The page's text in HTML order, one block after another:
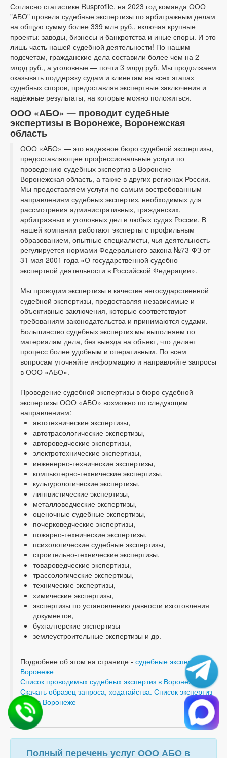
Согласно статистике Rusprofile, на 2023 год команда ООО
"АБО" провела судебные экспертизы по арбитражным делам
на общую сумму более 339 млн руб., включая крупные
проекты: заводы, бизнесы и банкротства и иные споры. И это
лишь часть нашей судебной деятельности! По нашим
подсчетам, гражданские дела составили более чем на 2
млрд руб., а уголовные — почти 3 млрд руб. Мы продолжаем
оказывать поддержку судам и клиентам на всех этапах
судебных споров, предоставляя экспертные заключения и
надёжные результаты, на которые можно положиться.
ООО «АБО» — проводит судебные
экспертизы в Воронеже, Воронежская
область
ООО «АБО» — это надежное бюро судебной экспертизы,
предоставляющее профессиональные услуги по
проведению судебных экспертиз в Воронеже
Воронежская область, а также в других регионах России.
Мы предоставляем услуги по самым востребованным
направлениям судебных экспертиз, необходимых для
рассмотрения административных, гражданских,
арбитражных и уголовных дел в любых судах России. В
нашей компании работают эксперты с профильным
образованием, опытные специалисты, чья деятельность
регулируется нормами Федерального закона №73-ФЗ от
31 мая 2001 года «О государственной судебно-
экспертной деятельности в Российской Федерации».
Мы проводим экспертизы в качестве негосударственной
судебной экспертизы, предоставляя независимые и
объективные заключения, которые соответствуют
требованиям законодательства и принимаются судами.
Большинство судебных экспертиз мы выполняем по
материалам дела, без выезда на объект, что делает
процесс более удобным и оперативным. По всем
вопросам уточняйте информацию и направляйте запросы
в ООО «АБО».
Проведение судебной экспертизы в бюро судебной
экспертизы ООО «АБО» возможно по следующим
направлениям:
автотехнические экспертизы,
автотрасологические экспертизы,
автороведческие экспертизы,
электротехнические экспертизы,
инженерно-технические экспертизы,
компьютерно-технические экспертизы,
культурологические экспертизы,
лингвистические экспертизы,
металловедческие экспертизы,
оценочные судебные экспертизы,
почерковедческие экспертизы,
пожарно-технические экспертизы,
психологические судебные экспертизы,
строительно-технические экспертизы,
товароведческие экспертизы,
трассологические экспертизы,
технические экспертизы,
химические экспертизы,
экспертизы по установлению давности изготовления
документов,
бухгалтерские экспертизы
землеустроительные экспертизы и др.
Подробнее об этом на странице - судебные экспертизы в
Воронеже
Список проводимых судебных экспертиз в Воронеже
Скачать образец запроса, ходатайства. Список экспертиз
АБО в Воронеже
Полный перечень услуг ООО АБО в